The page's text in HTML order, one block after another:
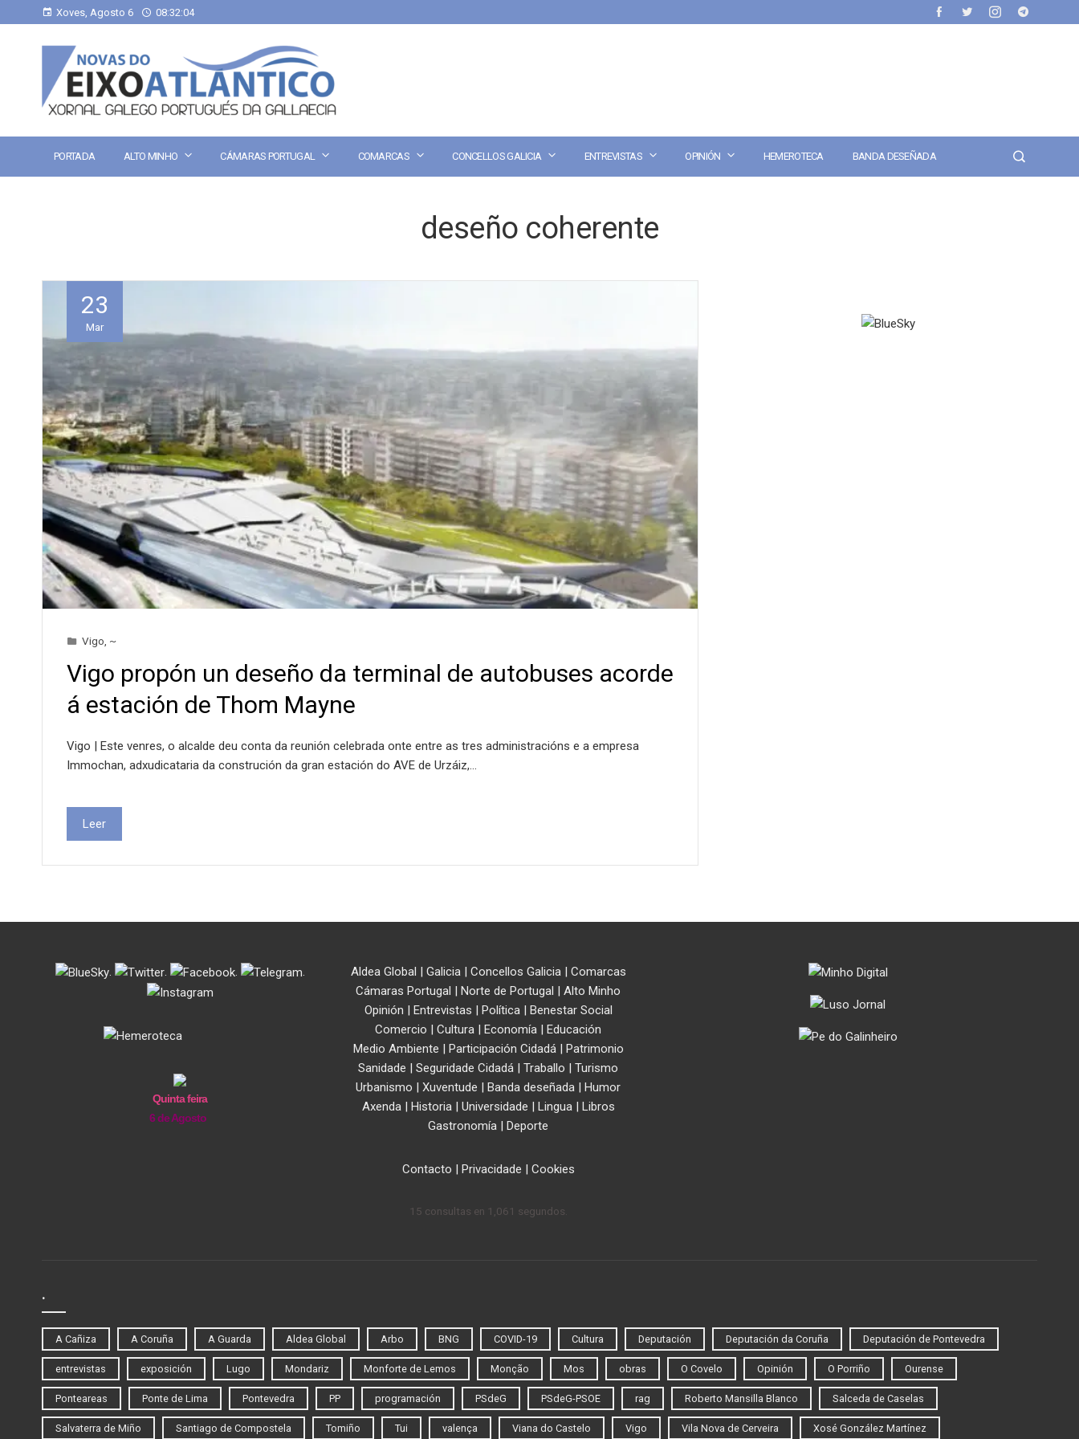
Xoves, Agosto 6 08:32:04
PORTADA ALTO MINHO CÁMARAS PORTUGAL COMARCAS CONCELLOS GALICIA ENTREVISTAS OPINIÓN HEMEROTECA BANDA DESEÑADA
deseño coherente
23
Mar
Vigo ~
Vigo propón un deseño da terminal de autobuses acorde
á estación de Thom Mayne
Vigo | Este venres, o alcalde deu conta da reunión celebrada onte entre as tres administracións e a empresa
Immochan, adxudicataria da construción da gran estación do AVE de Urzáiz,…
Leer
. . . .
Quinta feira
6 de Agosto
Aldea Global | Galicia| Concellos Galicia| Comarcas
Cámaras Portugal | Norte de Portugal | Alto Minho
Opinión | Entrevistas | Política| Benestar Social
Comercio | Cultura | Economía | Educación
Medio Ambiente | Participación Cidadá| Patrimonio
Sanidade | Seguridade Cidadá | Traballo | Turismo
Urbanismo | Xuventude | Banda deseñada | Humor
Axenda| Historia| Universidade | Lingua| Libros
Gastronomía | Deporte
Contacto | Privacidade | Cookies
15 consultas en 1,061 segundos.
.
A Cañiza A Coruña A Guarda Aldea Global Arbo BNG COVID-19 Cultura Deputación Deputación da Coruña Deputación de Pontevedra
entrevistas exposición Lugo Mondariz Monforte de Lemos Monção Mos obras O Covelo Opinión O Porriño Ourense
Ponteareas Ponte de Lima Pontevedra PP programación PSdeG PSdeG-PSOE rag Roberto Mansilla Blanco Salceda de Caselas
Salvaterra de Miño Santiago de Compostela Tomiño Tui valença Viana do Castelo Vigo Vila Nova de Cerveira Xosé González Martínez